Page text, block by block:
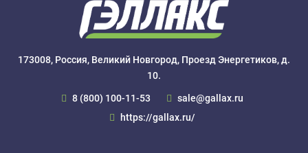
173008, Россия, Великий Новгород, Проезд Энергетиков, д.
10.
8 (800) 100-11-53
sale@gallax.ru
https://gallax.ru/